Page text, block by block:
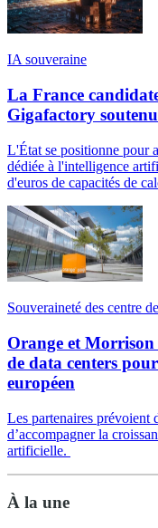
IA souveraine
La France
Gigafactory
L'État se positionne pour
dédiée à l'intelligence
d'euros de capacités de
Souveraineté des centre
Orange et Morrison
de data centers
européen
Les partenaires prévoient
d’accompagner la
artificielle.
À la une